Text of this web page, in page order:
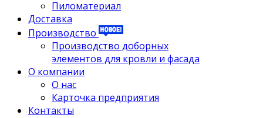
Пиломатериал
Доставка
Производство
Производство доборных
элементов для кровли и фасада
О компании
О нас
Карточка предприятия
Контакты